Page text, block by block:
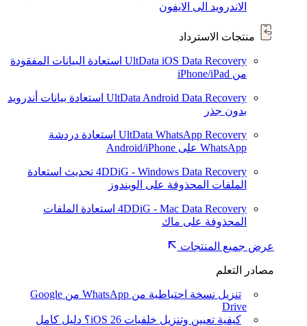
الاندرويد الى الايفون
منتجات الاسترداد
UltData iOS Data Recovery استعادة البيانات المفقودة
من iPhone/iPad
UltData Android Data Recovery استعادة بيانات أندرويد
بدون جذر
UltData WhatsApp Recovery استعادة دردشة
WhatsApp على Android/iPhone
4DDiG - Windows Data Recovery تحديث استعادة
الملفات المحذوفة على الويندوز
4DDiG - Mac Data Recovery استعادة الملفات
المحذوفة على ماك
عرض جميع المنتجات
مصادر التعلم
تنزيل نسخة احتياطية من WhatsApp من Google
Drive
كيفية تعيين وتنزيل خلفيات iOS 26؟ دليل كامل